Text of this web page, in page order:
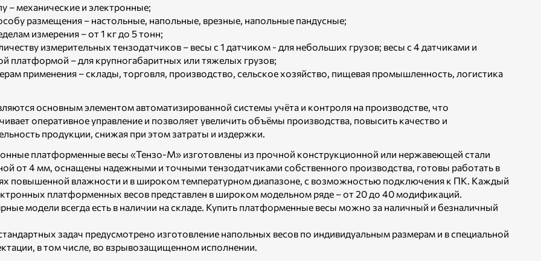
– механические и электронные;
размещения – настольные, напольные, врезные, напольные пандусные;
измерения – от 1 кг до 5 тонн;
измерительных тензодатчиков – весы с 1 датчиком - для небольших грузов; весы с 4 датчиками и
платформой – для крупногабаритных или тяжелых грузов;
применения – склады, торговля, производство, сельское хозяйство, пищевая промышленность, логистика
основным элементом автоматизированной системы учёта и контроля на производстве, что
оперативное управление и позволяет увеличить объёмы производства, повысить качество и
продукции, снижая при этом затраты и издержки.
платформенные весы «Тензо-М» изготовлены из прочной конструкционной или нержавеющей стали
от 4 мм, оснащены надежными и точными тензодатчиками собственного производства, готовы работать в
повышенной влажности и в широком температурном диапазоне, с возможностью подключения к ПК. Каждый
платформенных весов представлен в широком модельном ряде – от 20 до 40 модификаций.
модели всегда есть в наличии на складе. Купить платформенные весы можно за наличный и безналичный
задач предусмотрено изготовление напольных весов по индивидуальным размерам и в специальной
в том числе, во взрывозащищенном исполнении.